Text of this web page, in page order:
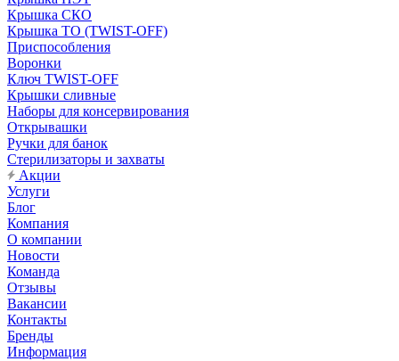
Крышка СКО
Крышка ТО (TWIST-OFF)
Приспособления
Воронки
Ключ TWIST-OFF
Крышки сливные
Наборы для консервирования
Открывашки
Ручки для банок
Стерилизаторы и захваты
Акции
Услуги
Блог
Компания
О компании
Новости
Команда
Отзывы
Вакансии
Контакты
Бренды
Информация